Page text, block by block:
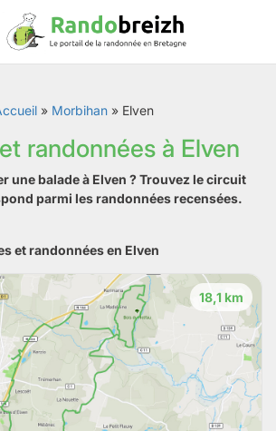
» Morbihan» Elven
randonnées à Elven
une balade à Elven ? Trouvez le circuit
parmi les randonnées recensées.
et randonnées en Elven
18,1 km